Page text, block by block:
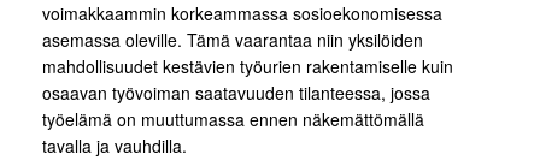
voimakkaammin korkeammassa sosioekonomisessa
asemassa oleville. Tämä vaarantaa niin yksilöiden
mahdollisuudet kestävien työurien rakentamiselle kuin
osaavan työvoiman saatavuuden tilanteessa, jossa
työelämä on muuttumassa ennen näkemättömällä
tavalla ja vauhdilla.